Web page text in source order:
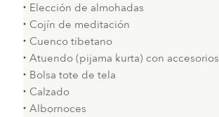
Elección de almohadas
Cojín de meditación
Cuenco tibetano
Atuendo (pijama kurta) con accesorios
Bolsa tote de tela
Calzado
Albornoces